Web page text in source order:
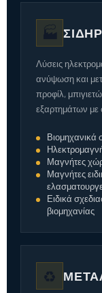
🏭
Λύσεις
ανύψωση και
προφίλ,
εξαρτημάτων
Βιομηχανικά
Μαγνήτες
Μαγνήτες
Ειδικά
βιομηχανίας
♻️